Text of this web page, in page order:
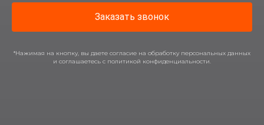
Заказать звонок
*Нажимая на кнопку, вы даете согласие на обработку персональных данных
и соглашаетесь c политикой конфиденциальности.